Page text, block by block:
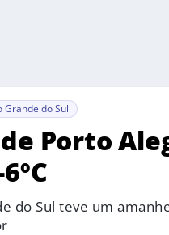
Grande do Sul
Porto
do Sul teve um